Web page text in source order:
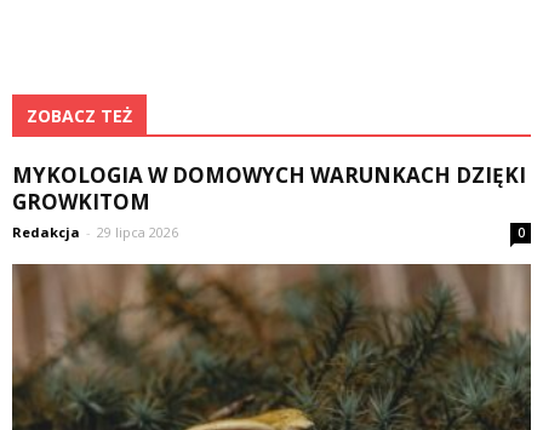
ZOBACZ TEŻ
MYKOLOGIA W DOMOWYCH WARUNKACH DZIĘKI
GROWKITOM
Redakcja - 29 lipca 2026 0